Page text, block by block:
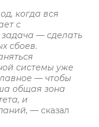
когда вся
с
— сделать
сбоев.
системы уже
— чтобы
общая зона
и
— сказал